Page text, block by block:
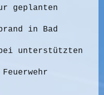
geplanten
in Bad
unterstützten